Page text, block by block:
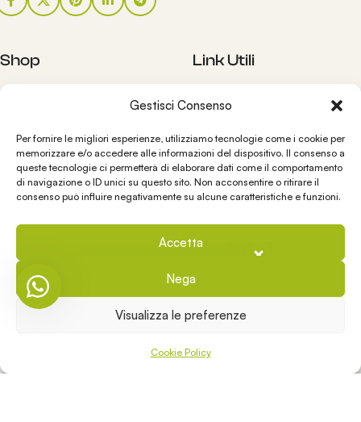
Gestisci Consenso
Per fornire le migliori esperienze, utilizziamo tecnologie come i cookie per
memorizzare e/o accedere alle informazioni del dispositivo. Il consenso a
queste tecnologie ci permetterà di elaborare dati come il comportamento
di navigazione o ID unici su questo sito. Non acconsentire o ritirare il
consenso può influire negativamente su alcune caratteristiche e funzioni.
Accetta
Nega
Visualizza le preferenze
Cookie Policy
Shop
Bomboniere
Link Utili
Contatti
Chi siamo
Spedizioni e Resi
Condizioni di vendita
Privacy Policy
Contatti
info@oliosanbasilio.it
Via Lecce 128, Vernole – LE 73029 ITALIA
Il nostro staff è a completa
disposizione!